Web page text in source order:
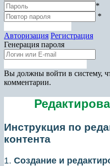
*
*
Авторизация Регистрация
Генерация пароля
Вы должны войти в систему,
комментарии.
Инструкция по
контента
1. Создание и